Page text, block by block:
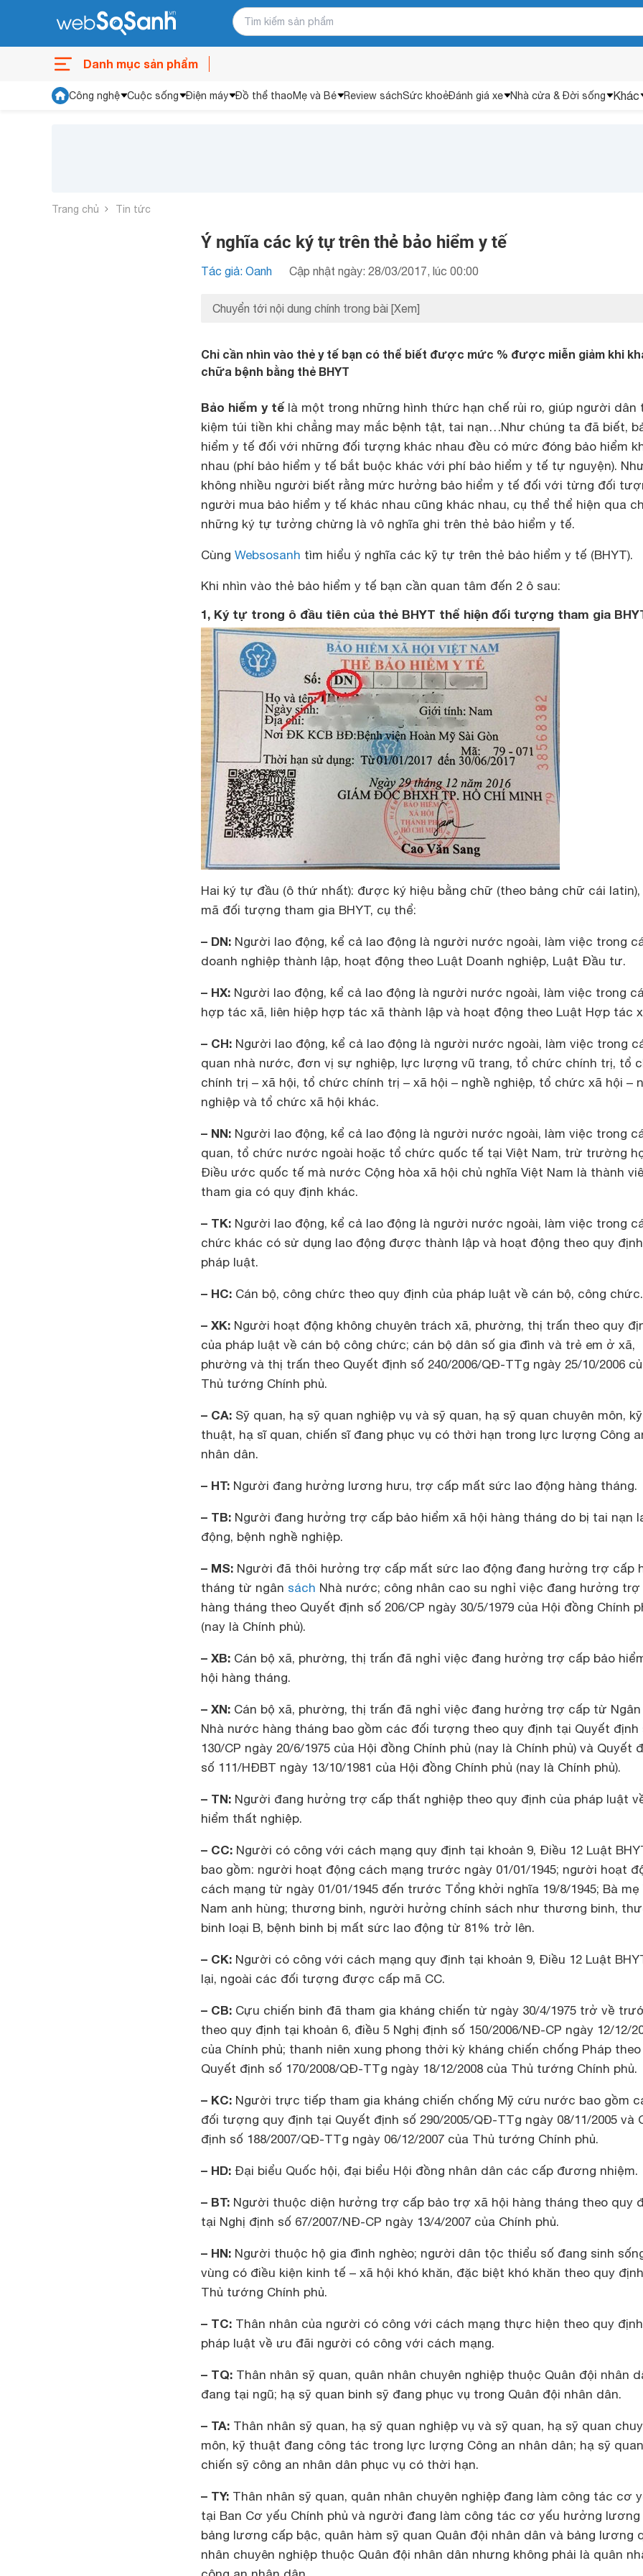
Danh mục sản phẩm
Công nghệ Cuộc sống Điện máy Đồ thể thaoMẹ và Bé Review sáchSức khoẻĐánh giá xe Nhà cửa & Đời sống Khác
Trang chủ Tin tức
Ý nghĩa các ký tự trên thẻ bảo hiểm y tế
Tác giả: Oanh Cập nhật ngày: 28/03/2017, lúc 00:00
Chuyển tới nội dung chính trong bài [Xem]
Chỉ cần nhìn vào thẻ y tế bạn có thể biết được mức % được miễn giảm khi
chữa bệnh bằng thẻ BHYT
Bảo hiểm y tế là một trong những hình thức hạn chế rủi ro, giúp người dân
kiệm túi tiền khi chẳng may mắc bệnh tật, tai nạn…Như chúng ta đã biết,
hiểm y tế đối với những đối tượng khác nhau đều có mức đóng bảo hiểm
nhau (phí bảo hiểm y tế bắt buộc khác với phí bảo hiểm y tế tự nguyện).
không nhiều người biết rằng mức hưởng bảo hiểm y tế đối với từng đối
người mua bảo hiểm y tế khác nhau cũng khác nhau, cụ thể thể hiện qua
những ký tự tưởng chừng là vô nghĩa ghi trên thẻ bảo hiểm y tế.
Cùng Websosanh tìm hiểu ý nghĩa các kỹ tự trên thẻ bảo hiểm y tế (BHYT).
Khi nhìn vào thẻ bảo hiểm y tế bạn cần quan tâm đến 2 ô sau:
1, Ký tự trong ô đầu tiên của thẻ BHYT thể hiện đối tượng tham gia
Hai ký tự đầu (ô thứ nhất): được ký hiệu bằng chữ (theo bảng chữ cái latin),
mã đối tượng tham gia BHYT, cụ thể:
– DN: Người lao động, kể cả lao động là người nước ngoài, làm việc trong
doanh nghiệp thành lập, hoạt động theo Luật Doanh nghiệp, Luật Đầu tư.
– HX: Người lao động, kể cả lao động là người nước ngoài, làm việc trong
hợp tác xã, liên hiệp hợp tác xã thành lập và hoạt động theo Luật Hợp tác
– CH: Người lao động, kể cả lao động là người nước ngoài, làm việc trong
quan nhà nước, đơn vị sự nghiệp, lực lượng vũ trang, tổ chức chính trị, tổ
chính trị – xã hội, tổ chức chính trị – xã hội – nghề nghiệp, tổ chức xã hội –
nghiệp và tổ chức xã hội khác.
– NN: Người lao động, kể cả lao động là người nước ngoài, làm việc trong
quan, tổ chức nước ngoài hoặc tổ chức quốc tế tại Việt Nam, trừ trường
Điều ước quốc tế mà nước Cộng hòa xã hội chủ nghĩa Việt Nam là thành
tham gia có quy định khác.
– TK: Người lao động, kể cả lao động là người nước ngoài, làm việc trong
chức khác có sử dụng lao động được thành lập và hoạt động theo quy
pháp luật.
– HC: Cán bộ, công chức theo quy định của pháp luật về cán bộ, công chức.
– XK: Người hoạt động không chuyên trách xã, phường, thị trấn theo quy
của pháp luật về cán bộ công chức; cán bộ dân số gia đình và trẻ em ở xã,
phường và thị trấn theo Quyết định số 240/2006/QĐ-TTg ngày 25/10/2006
Thủ tướng Chính phủ.
– CA: Sỹ quan, hạ sỹ quan nghiệp vụ và sỹ quan, hạ sỹ quan chuyên môn, kỹ
thuật, hạ sĩ quan, chiến sĩ đang phục vụ có thời hạn trong lực lượng Công
nhân dân.
– HT: Người đang hưởng lương hưu, trợ cấp mất sức lao động hàng tháng.
– TB: Người đang hưởng trợ cấp bảo hiểm xã hội hàng tháng do bị tai nạn
động, bệnh nghề nghiệp.
– MS: Người đã thôi hưởng trợ cấp mất sức lao động đang hưởng trợ cấp
tháng từ ngân sách Nhà nước; công nhân cao su nghỉ việc đang hưởng trợ
hàng tháng theo Quyết định số 206/CP ngày 30/5/1979 của Hội đồng Chính
(nay là Chính phủ).
– XB: Cán bộ xã, phường, thị trấn đã nghỉ việc đang hưởng trợ cấp bảo
hội hàng tháng.
– XN: Cán bộ xã, phường, thị trấn đã nghỉ việc đang hưởng trợ cấp từ Ngân
Nhà nước hàng tháng bao gồm các đối tượng theo quy định tại Quyết định
130/CP ngày 20/6/1975 của Hội đồng Chính phủ (nay là Chính phủ) và Quyết
số 111/HĐBT ngày 13/10/1981 của Hội đồng Chính phủ (nay là Chính phủ).
– TN: Người đang hưởng trợ cấp thất nghiệp theo quy định của pháp luật
hiểm thất nghiệp.
– CC: Người có công với cách mạng quy định tại khoản 9, Điều 12 Luật
bao gồm: người hoạt động cách mạng trước ngày 01/01/1945; người hoạt
cách mạng từ ngày 01/01/1945 đến trước Tổng khởi nghĩa 19/8/1945; Bà mẹ
Nam anh hùng; thương binh, người hưởng chính sách như thương binh,
binh loại B, bệnh binh bị mất sức lao động từ 81% trở lên.
– CK: Người có công với cách mạng quy định tại khoản 9, Điều 12 Luật
lại, ngoài các đối tượng được cấp mã CC.
– CB: Cựu chiến binh đã tham gia kháng chiến từ ngày 30/4/1975 trở về
theo quy định tại khoản 6, điều 5 Nghị định số 150/2006/NĐ-CP ngày 12/12/
của Chính phủ; thanh niên xung phong thời kỳ kháng chiến chống Pháp theo
Quyết định số 170/2008/QĐ-TTg ngày 18/12/2008 của Thủ tướng Chính phủ.
– KC: Người trực tiếp tham gia kháng chiến chống Mỹ cứu nước bao gồm
đối tượng quy định tại Quyết định số 290/2005/QĐ-TTg ngày 08/11/2005 và
định số 188/2007/QĐ-TTg ngày 06/12/2007 của Thủ tướng Chính phủ.
– HD: Đại biểu Quốc hội, đại biểu Hội đồng nhân dân các cấp đương nhiệm.
– BT: Người thuộc diện hưởng trợ cấp bảo trợ xã hội hàng tháng theo quy
tại Nghị định số 67/2007/NĐ-CP ngày 13/4/2007 của Chính phủ.
– HN: Người thuộc hộ gia đình nghèo; người dân tộc thiểu số đang sinh
vùng có điều kiện kinh tế – xã hội khó khăn, đặc biệt khó khăn theo quy
Thủ tướng Chính phủ.
– TC: Thân nhân của người có công với cách mạng thực hiện theo quy
pháp luật về ưu đãi người có công với cách mạng.
– TQ: Thân nhân sỹ quan, quân nhân chuyên nghiệp thuộc Quân đội nhân
đang tại ngũ; hạ sỹ quan binh sỹ đang phục vụ trong Quân đội nhân dân.
– TA: Thân nhân sỹ quan, hạ sỹ quan nghiệp vụ và sỹ quan, hạ sỹ quan
môn, kỹ thuật đang công tác trong lực lượng Công an nhân dân; hạ sỹ
chiến sỹ công an nhân dân phục vụ có thời hạn.
– TY: Thân nhân sỹ quan, quân nhân chuyên nghiệp đang làm công tác cơ
tại Ban Cơ yếu Chính phủ và người đang làm công tác cơ yếu hưởng lương
bảng lương cấp bậc, quân hàm sỹ quan Quân đội nhân dân và bảng lương
nhân chuyên nghiệp thuộc Quân đội nhân dân nhưng không phải là quân